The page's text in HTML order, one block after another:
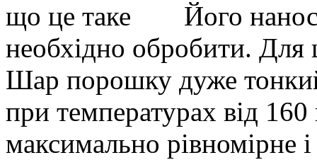
Його
необхідно обробити. Для
Шар порошку дуже
при температурах від
максимально рівномірне